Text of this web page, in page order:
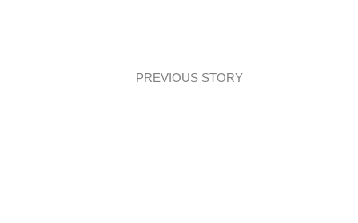
PREVIOUS STORY